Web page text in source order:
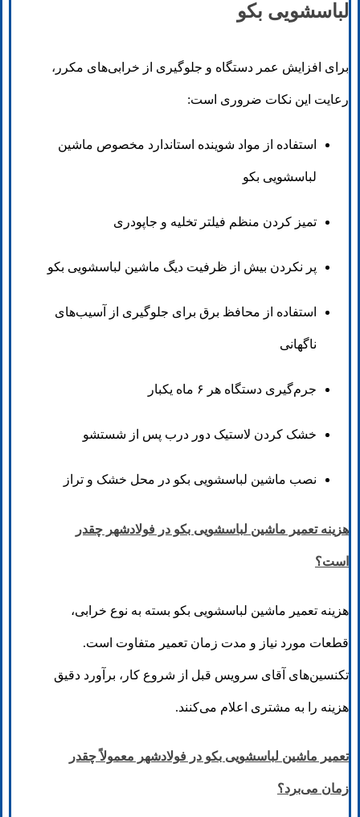
لباسشویی بکو
برای افزایش عمر دستگاه و جلوگیری از خرابی‌های مکرر،
رعایت این نکات ضروری است:
استفاده از مواد شوینده استاندارد مخصوص ماشین
لباسشویی بکو
تمیز کردن منظم فیلتر تخلیه و جاپودری
پر نکردن بیش از ظرفیت دیگ ماشین لباسشویی بکو
استفاده از محافظ برق برای جلوگیری از آسیب‌های
ناگهانی
جرم‌گیری دستگاه هر ۶ ماه یکبار
خشک کردن لاستیک دور درب پس از شستشو
نصب ماشین لباسشویی بکو در محل خشک و تراز
هزینه تعمیر ماشین لباسشویی بکو در فولادشهر چقدر
است؟
هزینه تعمیر ماشین لباسشویی بکو بسته به نوع خرابی،
قطعات مورد نیاز و مدت زمان تعمیر متفاوت است.
تکنسین‌های آقای سرویس قبل از شروع کار، برآورد دقیق
هزینه را به مشتری اعلام می‌کنند.
تعمیر ماشین لباسشویی بکو در فولادشهر معمولاً چقدر
زمان می‌برد؟